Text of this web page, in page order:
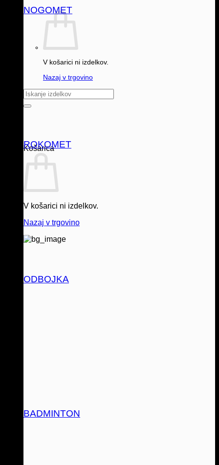
V košarici ni izdelkov.
Nazaj v trgovino
Išči:
Košarica
V košarici ni izdelkov.
Nazaj v trgovino
NOGOMET
ROKOMET
ODBOJKA
BADMINTON